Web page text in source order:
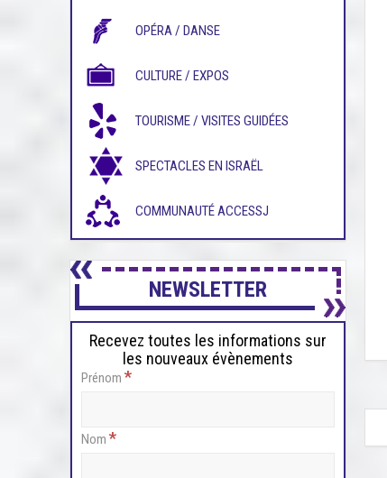
OPÉRA / DANSE
CULTURE / EXPOS
TOURISME / VISITES GUIDÉES
SPECTACLES EN ISRAËL
COMMUNAUTÉ ACCESSJ
NEWSLETTER
Recevez toutes les informations sur
les nouveaux évènements
Prénom *
Nom *